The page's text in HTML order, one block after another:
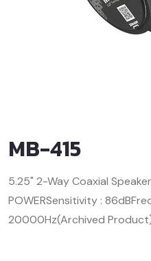
MB-415
5.25" 2-Way Coaxial Speaker
POWERSensitivity : 86dB
20000Hz(Archived